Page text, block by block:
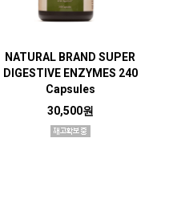
NATURAL BRAND SUPER
DIGESTIVE ENZYMES 240
Capsules
30,500원